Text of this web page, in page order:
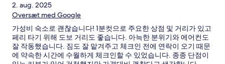
2. aug. 2025
Oversæt med Google
가성비 숙소로 괜찮습니다! 1분컷으로 주요한 상점 및 거리가 있고
페리 타기 위해 도보 거리도 좋습니다. 아늑한 분위기와 에어컨도
잘 작동했습니다. 짐도 잘 맡겨주고 체크인 전에 연락이 오기 때문
에 약속한 시간에 수월하게 체크인할 수 있었습니다. 종종 단점이